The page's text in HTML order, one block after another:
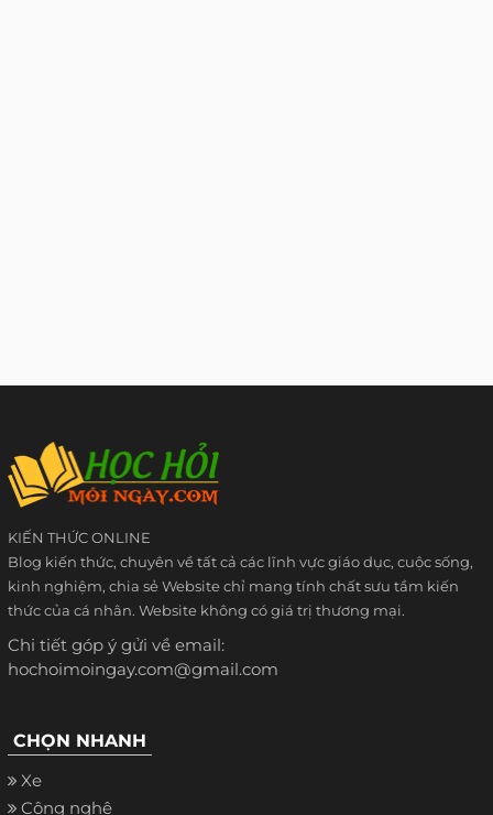
KIẾN THỨC ONLINE
Blog kiến thức, chuyên về tất cả các lĩnh vực giáo dục, cuộc sống,
kinh nghiệm, chia sẻ Website chỉ mang tính chất sưu tầm kiến
thức của cá nhân. Website không có giá trị thương mại.
Chi tiết góp ý gửi về email:
hochoimoingay.com@gmail.com
CHỌN NHANH
Xe
Công nghệ